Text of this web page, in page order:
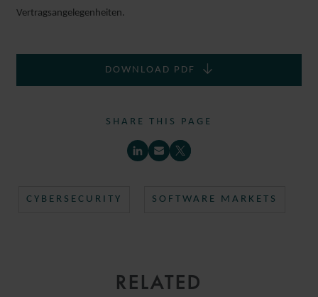
Vertragsangelegenheiten.
DOWNLOAD PDF
SHARE THIS PAGE
CYBERSECURITY SOFTWARE MARKETS
RELATED
ANTONIO